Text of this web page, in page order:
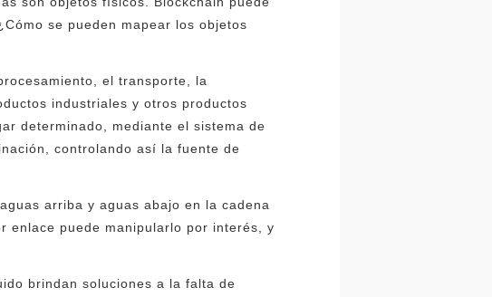
se pueden mapear los objetos
el transporte, la
industriales y otros productos
determinado, mediante el sistema de
controlando así la fuente de
arriba y aguas abajo en la cadena
enlace puede manipularlo por interés, y
brindan soluciones a la falta de